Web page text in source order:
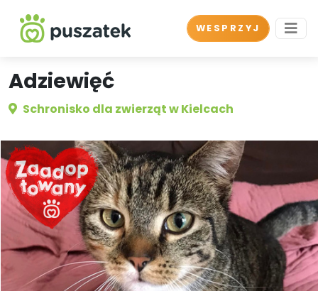
WESPRZYJ
Adziewięć
Schronisko dla zwierząt w Kielcach